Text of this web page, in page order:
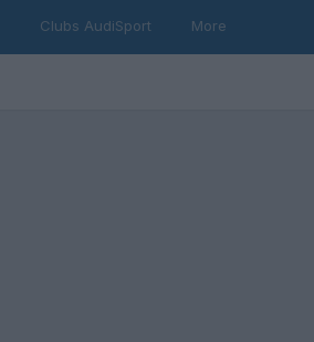
Clubs AudiSport More